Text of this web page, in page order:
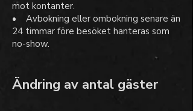
mot kontanter.
• Avbokning eller ombokning senare än
24 timmar före besöket hanteras som
no-show.
Ändring av antal gäster